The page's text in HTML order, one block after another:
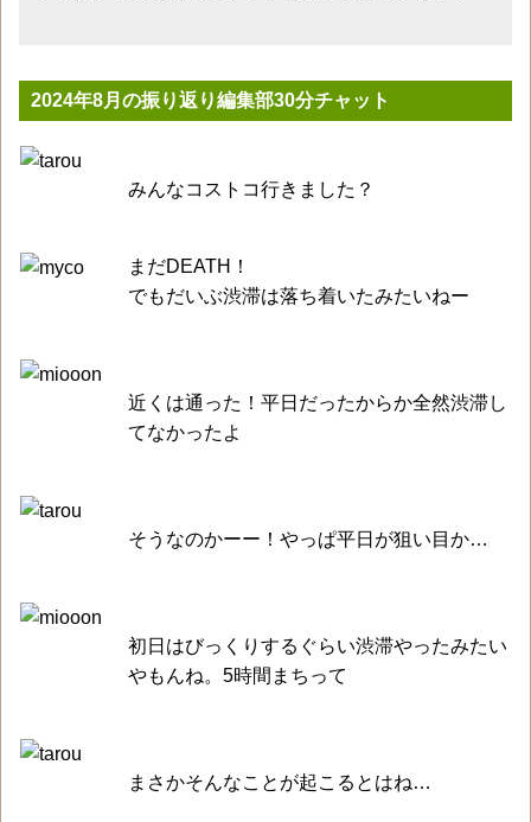
2024年8月の振り返り編集部30分チャット
みんなコストコ行きました？
まだDEATH！
でもだいぶ渋滞は落ち着いたみたいねー
近くは通った！平日だったからか全然渋滞し
てなかったよ
そうなのかーー！やっぱ平日が狙い目か…
初日はびっくりするぐらい渋滞やったみたい
やもんね。5時間まちって
まさかそんなことが起こるとはね…